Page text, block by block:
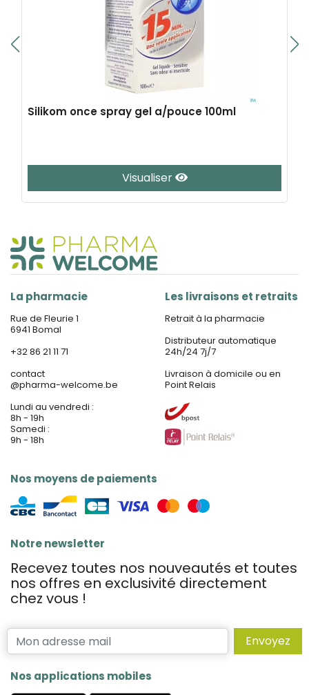
Silikom once spray gel a/pouce 100ml
Visualiser
La pharmacie
Rue de Fleurie 1
6941 Bomal
+32 86 21 11 71
contact
@pharma-welcome.be
Lundi au vendredi :
8h - 19h
Samedi :
9h - 18h
Nos moyens de paiements
Les livraisons et retraits
Retrait à la pharmacie
Distributeur automatique
24h/24 7j/7
Livraison à domicile ou en
Point Relais
Notre newsletter
Recevez toutes nos nouveautés et toutes
nos offres en exclusivité directement
chez vous !
Envoyez
Nos applications mobiles